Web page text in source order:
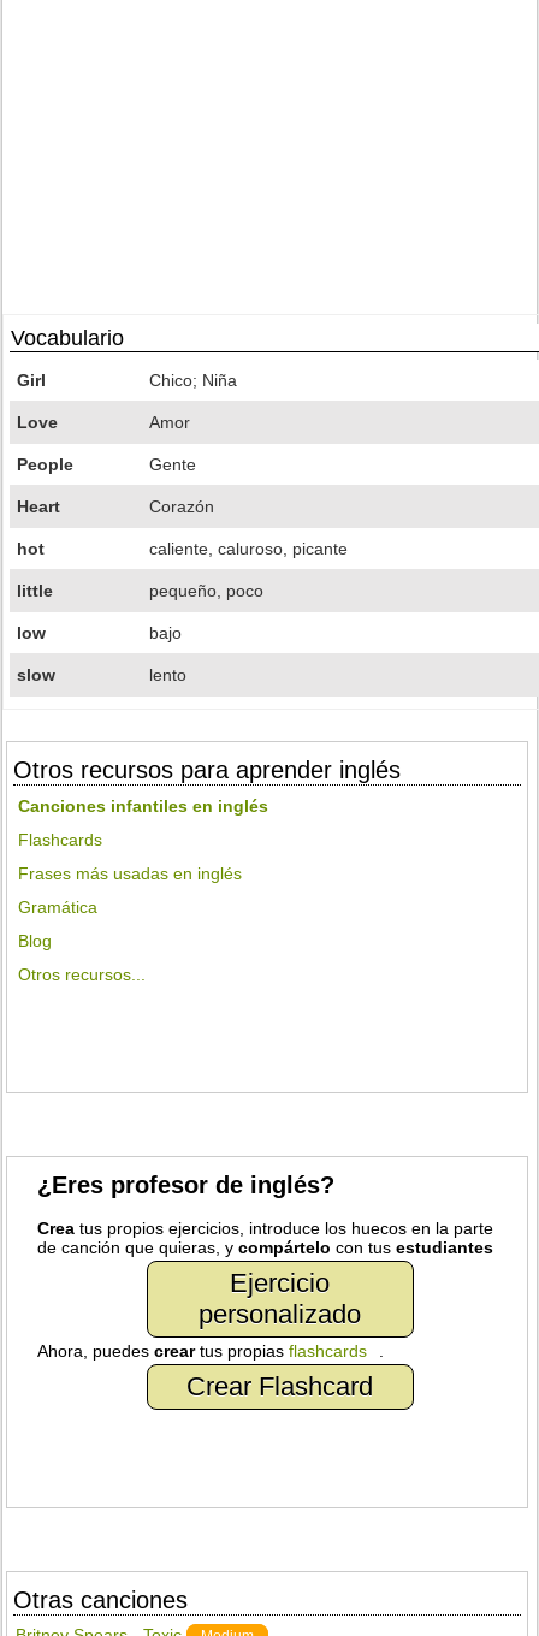
Vocabulario
Girl Chico; Niña
Love Amor
People Gente
Heart Corazón
hot caliente, caluroso, picante
little pequeño, poco
low bajo
slow lento
Otros recursos para aprender inglés
Canciones infantiles en inglés
Flashcards
Frases más usadas en inglés
Gramática
Blog
Otros recursos...
¿Eres profesor de inglés?
Crea tus propios ejercicios, introduce los huecos en la parte
de canción que quieras, ycompártelo con tusestudiantes
Ejercicio
personalizado
Ahora, puedescreartus propiasflashcards
Crear Flashcard
Otras canciones